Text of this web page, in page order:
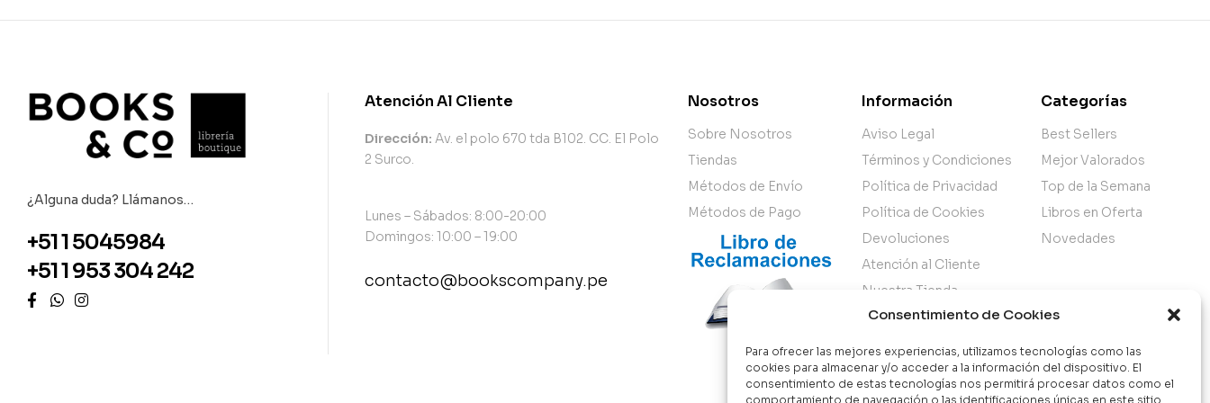
Consentimiento de Cookies
Para ofrecer las mejores experiencias, utilizamos tecnologías como las
cookies para almacenar y/o acceder a la información del dispositivo. El
consentimiento de estas tecnologías nos permitirá procesar datos como el
comportamiento de navegación o las identificaciones únicas en este sitio.
¿Alguna duda? Llámanos…
+51 1 5045984
+51 1 953 304 242
Atención Al Cliente
Dirección: Av. el polo 670 tda B102. CC. El Polo
2 Surco.
Lunes – Sábados: 8:00-20:00
Domingos: 10:00 – 19:00
contacto@bookscompany.pe
Nosotros
Sobre Nosotros
Tiendas
Métodos de Envío
Métodos de Pago
Información
Aviso Legal
Términos y Condiciones
Política de Privacidad
Política de Cookies
Devoluciones
Atención al Cliente
Nuestra Tienda
Categorías
Best Sellers
Mejor Valorados
Top de la Semana
Libros en Oferta
Novedades